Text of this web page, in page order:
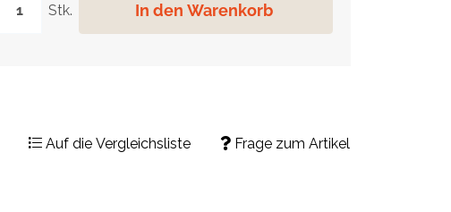
Stk. In den Warenkorb
Frage zum Artikel
Auf die Vergleichsliste